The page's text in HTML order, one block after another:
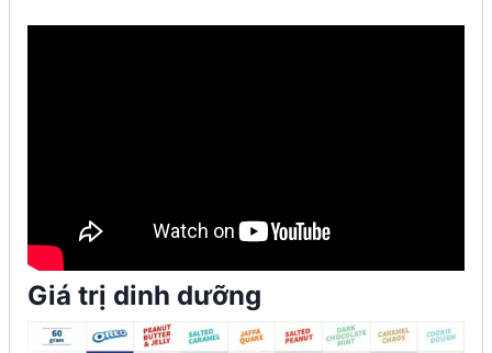
Giá trị dinh dưỡng